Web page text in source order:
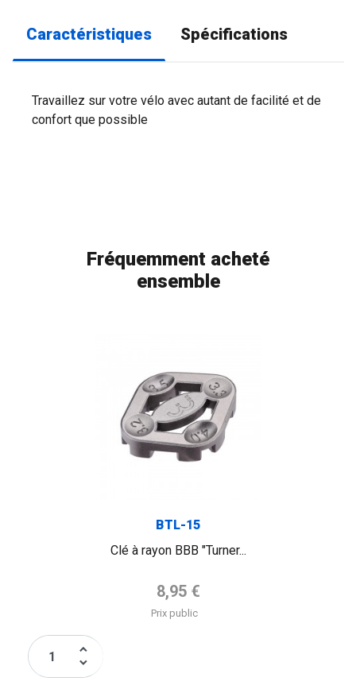
Caractéristiques Spécifications
Travaillez sur votre vélo avec autant de facilité et de
confort que possible
Fréquemment acheté
ensemble
BTL-15
Clé à rayon BBB "Turner...
Prix de base
8,95 €
Prix public
keyboard_arrow_up
keyboard_arrow_down